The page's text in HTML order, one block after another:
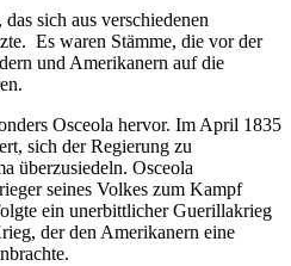
sich aus verschiedenen
Es waren Stämme, die vor der
und Amerikanern auf die
Osceola hervor. Im April 1835
sich der Regierung zu
überzusiedeln. Osceola
seines Volkes zum Kampf
ein unerbittlicher Guerillakrieg
der den Amerikanern eine